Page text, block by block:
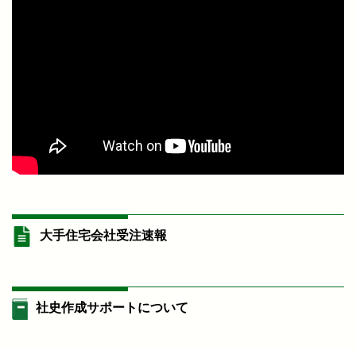
大手住宅会社受注速報
社史作成サポートについて